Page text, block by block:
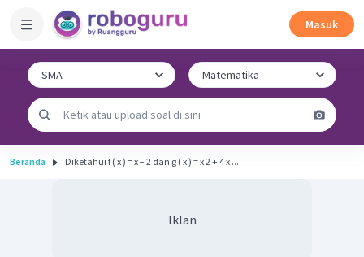
Masuk
Beranda Diketahui f ( x ) = x − 2 dan g ( x ) = x 2 + 4 x ...
Iklan